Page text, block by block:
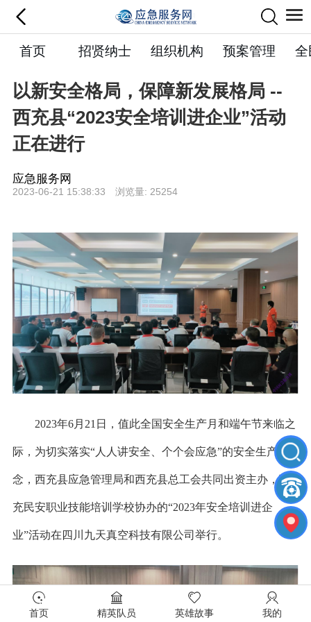
首页 招贤纳士 组织机构 预案管理
以新安全格局，保障新发展格局 --
西充县“2023安全培训进企业”活动
正在进行
应急服务网
2023-06-21 15:38:33 浏览量: 25254
2023年6月21 日， 值此全国安全生产月和端午节来临之
际， 为切实落实“人人讲安全、个个会应急”的安全生产理
念， 西充县应急管理局和西充县总工会共同出资主办，西
充民安职业技能培训学校协办的“2023年安全培训进企
业”活动在四川九天真空科技有限公司举行。
首页 精英队员 英雄故事 我的